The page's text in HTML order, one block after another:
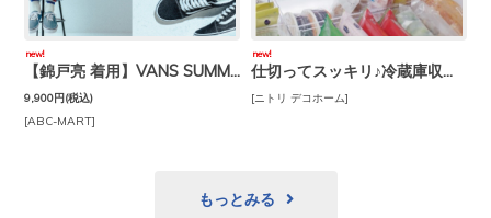
new!
【錦戸亮 着用】VANS SUMMER DENIM PACK
9,900円(税込)
[ABC-MART]
new!
仕切ってスッキリ♪冷蔵庫収納！
[ニトリ デコホーム]
もっとみる